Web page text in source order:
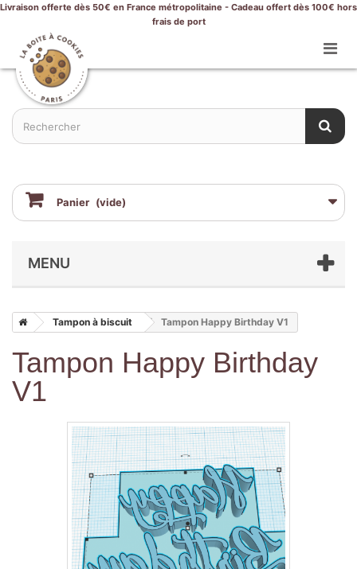
Livraison offerte dès 50€ en France métropolitaine - Cadeau offert dès 100€ hors
frais de port
Panier (vide)
MENU
Tampon à biscuit Tampon Happy Birthday V1
Tampon Happy Birthday
V1